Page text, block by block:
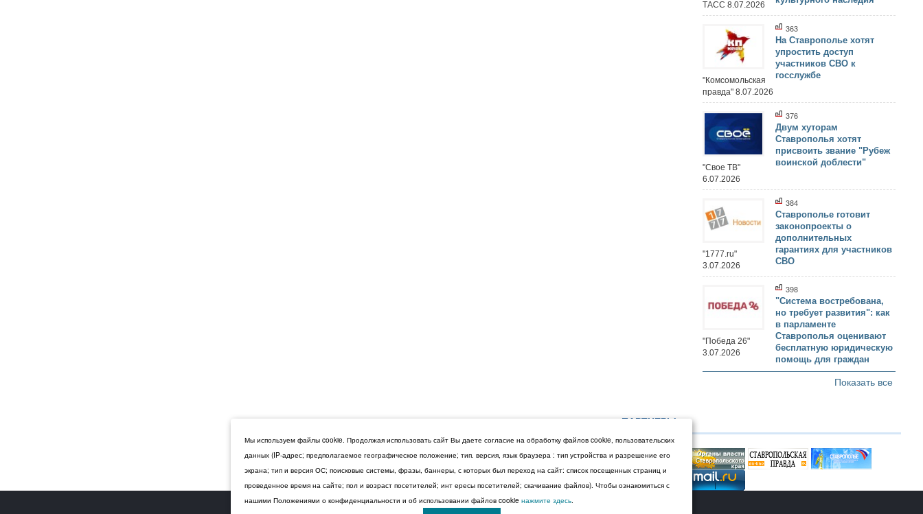
ТАСС 8.07.2026
363
На Ставрополье хотят
упростить доступ
участников СВО к
госслужбе
"Комсомольская
правда" 8.07.2026
376
Двум хуторам
Ставрополья хотят
присвоить звание "Рубеж
воинской доблести"
"Свое ТВ"
6.07.2026
384
Ставрополье готовит
законопроекты о
дополнительных
гарантиях для участников
СВО
"1777.ru"
3.07.2026
398
"Система востребована,
но требует развития": как
в парламенте
Ставрополья оценивают
бесплатную юридическую
помощь для граждан
"Победа 26"
3.07.2026
Показать все
ПАРТНЕРЫ
© 2026 Дума Ставропольского края.
Мы используем файлы cookie. Продолжая использовать сайт Вы даете согласие на обработку файлов cookie, пользовательских
данных (IP-адрес; предполагаемое географическое положение; тип. версия, язык браузера : тип устройства и разрешение его
экрана; тип и версия ОС; поисковые системы, фразы, баннеры, с которых был переход на сайт: список посещенных страниц и
проведенное время на сайте; пол и возраст посетителей; инт ересы посетителей; скачивание файлов). Чтобы ознакомиться с
нашими Положениями о конфиденциальности и об использовании файлов cookie нажмите здесь.